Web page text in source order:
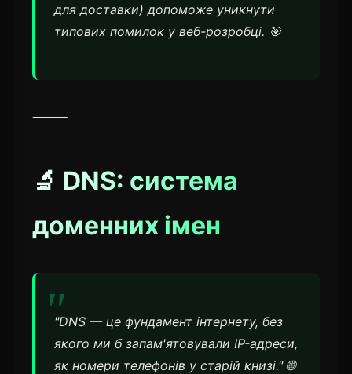
для доставки) допоможе уникнути
типових помилок у веб-розробці. 🎯
⸻
🔬 DNS: система
доменних імен
"DNS — це фундамент інтернету, без
якого ми б запам'ятовували IP-адреси,
як номери телефонів у старій книзі." 🌐